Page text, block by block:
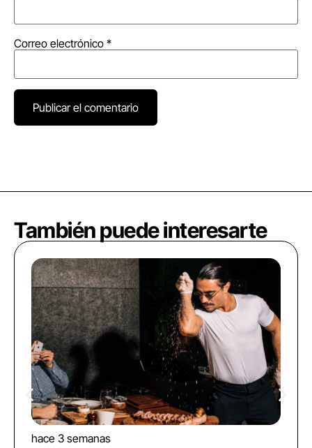
Correo electrónico *
También puede interesarte
hace 3 semanas